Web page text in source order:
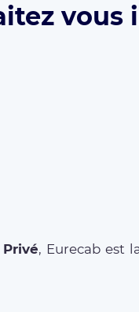
vous
, Eurecab est